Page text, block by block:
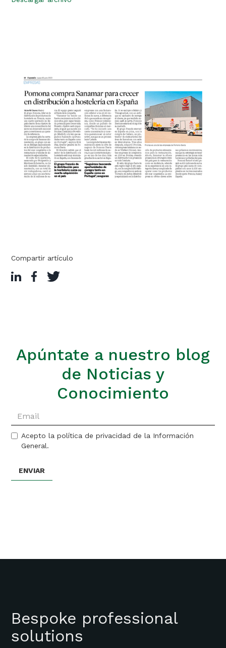
Compartir artículo
Apúntate a nuestro blog
de Noticias y
Conocimiento
Acepto la política de privacidad de la Información
General.
Bespoke professional
solutions